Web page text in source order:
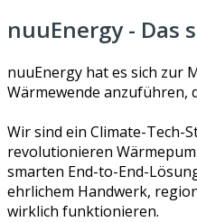
nuuEnergy - Das
nuuEnergy hat es sich zur
Wärmewende anzuführen,
Wir sind ein Climate-Tech-
revolutionieren
smarten End-to-End-
ehrlichem Handwerk,
wirklich funktionieren.